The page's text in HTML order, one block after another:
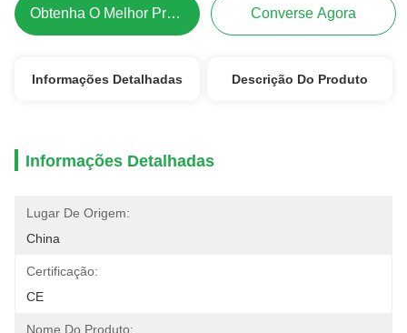
Obtenha O Melhor Preço Converse Agora
Informações Detalhadas Descrição Do Produto
Informações Detalhadas
Lugar De Origem:
China
Certificação:
CE
Nome Do Produto: